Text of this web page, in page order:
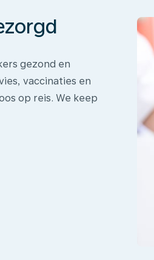
gezond en
vaccinaties en
op reis. We keep